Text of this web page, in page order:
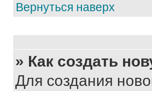
Вернуться наверх
» Как создать
Для создания